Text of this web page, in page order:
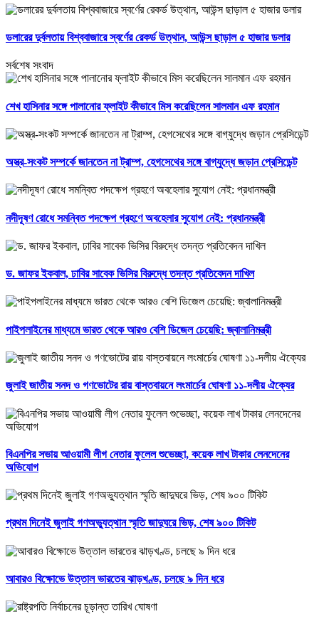
ডলারের দুর্বলতায় বিশ্ববাজারে স্বর্ণের রেকর্ড উত্থান, আউন্স ছাড়াল ৫ হাজার ডলার
সর্বশেষ সংবাদ
শেখ হাসিনার সঙ্গে পালানোর ফ্লাইট কীভাবে মিস করেছিলেন সালমান এফ রহমান
অস্ত্র-সংকট সম্পর্কে জানতেন না ট্রাম্প, হেগসেথের সঙ্গে বাগ্‌যুদ্ধে জড়ান প্রেসিডেন্ট
নদীদূষণ রোধে সমন্বিত পদক্ষেপ গ্রহণে অবহেলার সুযোগ নেই: প্রধানমন্ত্রী
ড. জাফর ইকবাল, ঢাবির সাবেক ভিসির বিরুদ্ধে তদন্ত প্রতিবেদন দাখিল
পাইপলাইনের মাধ্যমে ভারত থেকে আরও বেশি ডিজেল চেয়েছি: জ্বালানিমন্ত্রী
জুলাই জাতীয় সনদ ও গণভোটের রায় বাস্তবায়নে লংমার্চের ঘোষণা ১১-দলীয় ঐক্যের
বিএনপির সভায় আওয়ামী লীগ নেতার ফুলেল শুভেচ্ছা, কয়েক লাখ টাকার লেনদেনের
অভিযোগ
প্রথম দিনেই জুলাই গণঅভ্যুত্থান স্মৃতি জাদুঘরে ভিড়, শেষ ৯০০ টিকিট
আবারও বিক্ষোভে উত্তাল ভারতের ঝাড়খণ্ড, চলছে ৯ দিন ধরে